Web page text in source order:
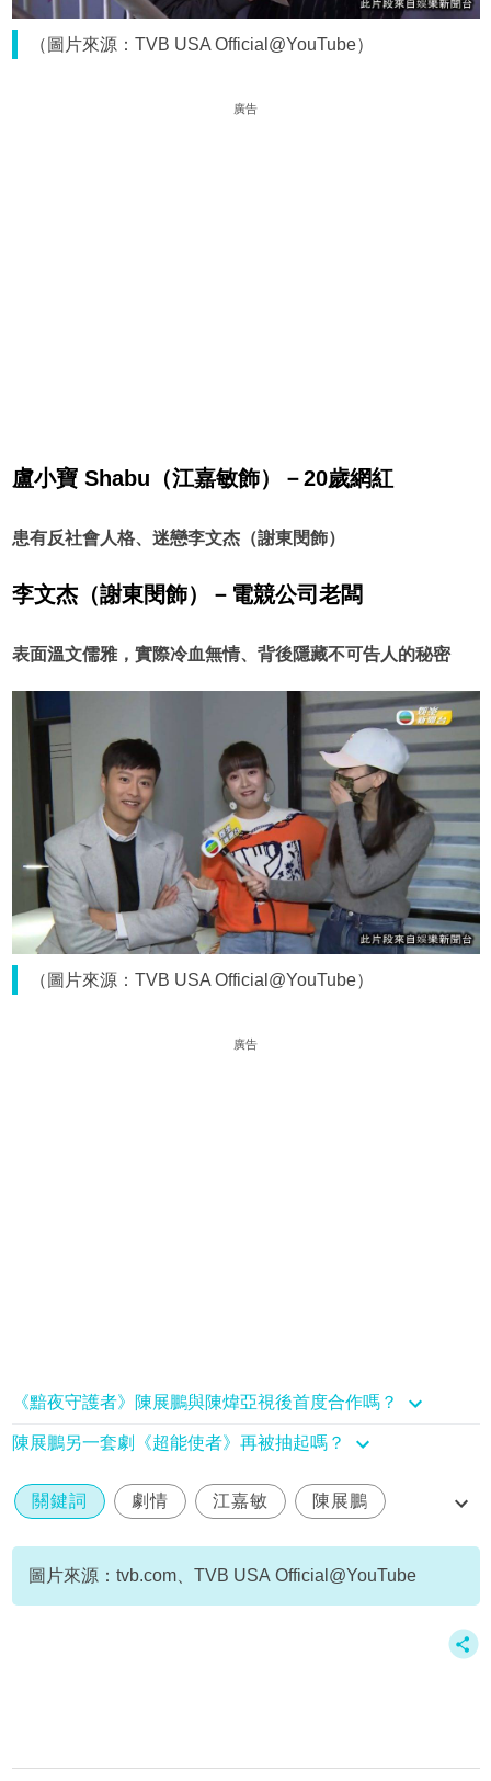
（圖片來源：TVB USA Official@YouTube）
廣告
盧小寶 Shabu（江嘉敏飾）－20歲網紅
患有反社會人格、迷戀李文杰（謝東閔飾）
李文杰（謝東閔飾）－電競公司老闆
表面溫文儒雅，實際冷血無情、背後隱藏不可告人的秘密
（圖片來源：TVB USA Official@YouTube）
廣告
《黯夜守護者》陳展鵬與陳煒亞視後首度合作嗎？
陳展鵬另一套劇《超能使者》再被抽起嗎？
關鍵詞 劇情 江嘉敏 陳展鵬
陳敏之
圖片來源：tvb.com、TVB USA Official@YouTube